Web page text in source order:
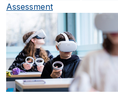
Assessment